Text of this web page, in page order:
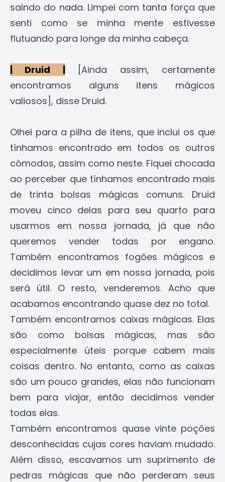
saindo do nada. Limpei com tanta força que
senti como se minha mente estivesse
flutuando para longe da minha cabeça.
| Druid |[Ainda assim, certamente
encontramos alguns itens mágicos
valiosos], disse Druid.
Olhei para a pilha de itens, que inclui os que
tínhamos encontrado em todos os outros
cômodos, assim como neste. Fiquei chocada
ao perceber que tínhamos encontrado mais
de trinta bolsas mágicas comuns. Druid
moveu cinco delas para seu quarto para
usarmos em nossa jornada, já que não
queremos vender todas por engano.
Também encontramos fogões mágicos e
decidimos levar um em nossa jornada, pois
será útil. O resto, venderemos. Acho que
acabamos encontrando quase dez no total.
Também encontramos caixas mágicas. Elas
são como bolsas mágicas, mas são
especialmente úteis porque cabem mais
coisas dentro. No entanto, como as caixas
são um pouco grandes, elas não funcionam
bem para viajar, então decidimos vender
todas elas.
Também encontramos quase vinte poções
desconhecidas cujas cores haviam mudado.
Além disso, escavamos um suprimento de
pedras mágicas que não perderam seus